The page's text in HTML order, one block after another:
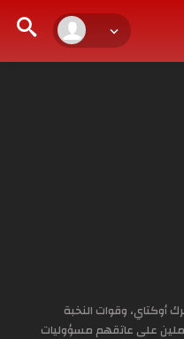
أوكتاي، وقوات النخبة
على عاتقهم مسؤوليات